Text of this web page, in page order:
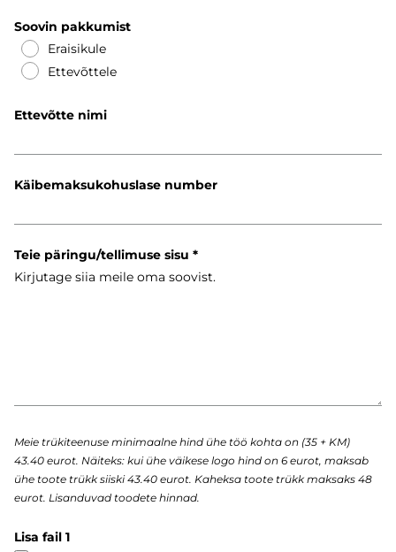
Soovin pakkumist
Eraisikule
Ettevõttele
Ettevõtte nimi
Käibemaksukohuslase number
Teie päringu/tellimuse sisu
Meie trükiteenuse minimaalne hind ühe töö kohta on (35 + KM)
43.40 eurot. Näiteks: kui ühe väikese logo hind on 6 eurot, maksab
ühe toote trükk siiski 43.40 eurot. Kaheksa toote trükk maksaks 48
eurot. Lisanduvad toodete hinnad.
Lisa fail 1